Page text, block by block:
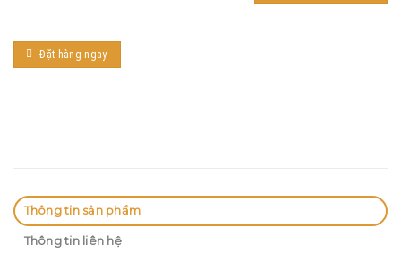
Đặt hàng ngay
Thông tin sản phẩm
Thông tin liên hệ